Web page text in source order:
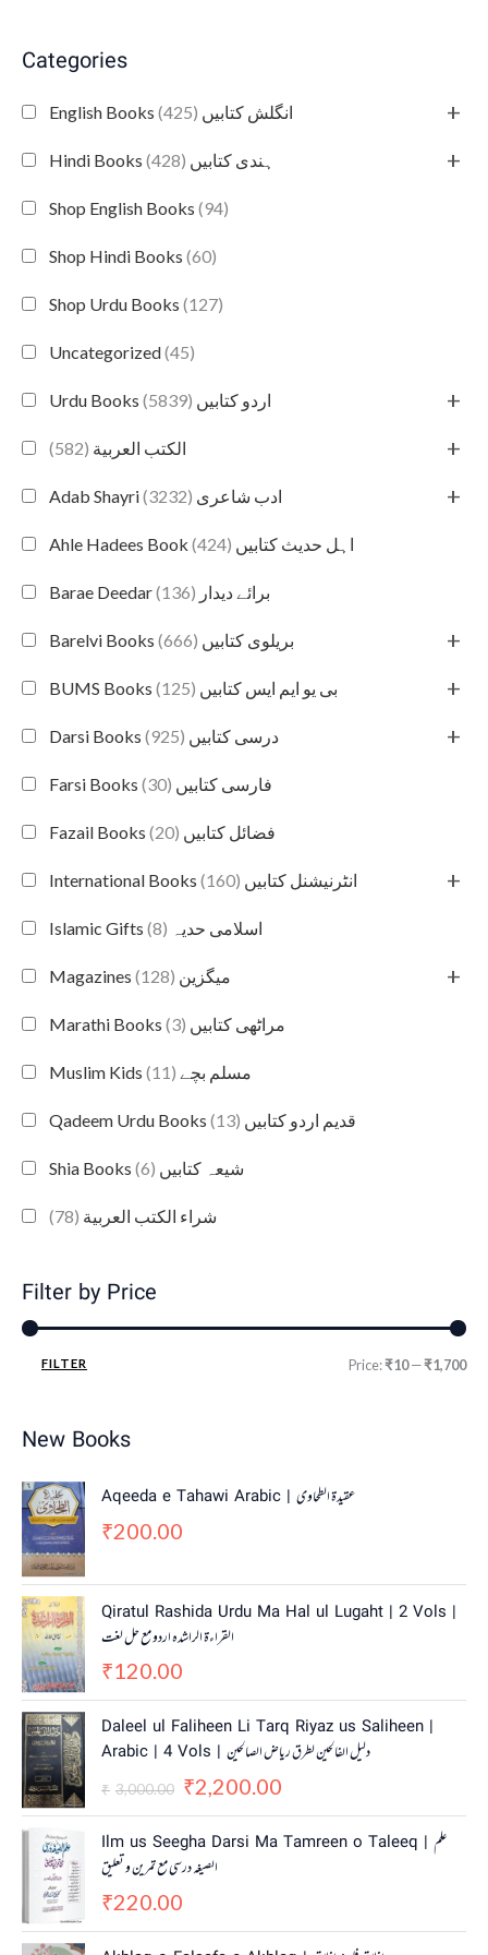
Categories
English Books انگلش کتابیں (425) +
Hindi Books ہندی کتابیں (428) +
Shop English Books (94)
Shop Hindi Books (60)
Shop Urdu Books (127)
Uncategorized(45)
Urdu Books اردو کتابیں (5839) +
الكتب العربية (582) +
Adab Shayri ادب شاعری (3232) +
Ahle Hadees Book اہل حدیث کتابیں (424)
Barae Deedar برائے دیدار (136)
Barelvi Books بریلوی کتابیں (666) +
BUMS Books بی یو ایم ایس کتابیں (125) +
Darsi Books درسی کتابیں (925) +
Farsi Books فارسی کتابیں (30)
Fazail Books فضائل کتابیں (20)
International Books انٹرنیشنل کتابیں (160) +
Islamic Gifts اسلامی حدیہ (8)
Magazines میگزین (128) +
Marathi Books مراٹھی کتابیں (3)
Muslim Kids مسلم بچے (11)
Qadeem Urdu Books قدیم اردو کتابیں (13)
Shia Books شیعہ کتابیں (6)
شراء الكتب العربية (78)
Filter by Price
FILTER Price:₹10—₹1,700
New Books
Aqeeda e Tahawi Arabic | عقیدة الطحاوی
₹200.00
Qiratul Rashida Urdu Ma Hal ul Lugaht | 2 Vols |
القراءة الراشدہ اردو مع حل لغت
₹120.00
Daleel ul Faliheen Li Tarq Riyaz us Saliheen |
Arabic | 4 Vols | دلیل الفالحین لطرق ریاض الصالحین
₹ 3,000.00
O
i
g
n
a
l
p
₹2,200.00
u
r
r
t
Ilm us Seegha Darsi Ma Tamreen o Taleeq | علم
الصیغہ درسی مع تمرین و تعلیق
₹220.00